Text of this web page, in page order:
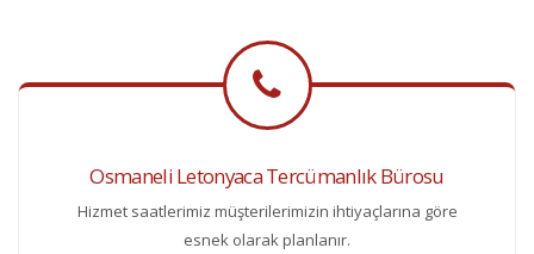
Osmaneli Letonyaca Tercümanlık Bürosu
Hizmet saatlerimiz müşterilerimizin ihtiyaçlarına göre
esnek olarak planlanır.